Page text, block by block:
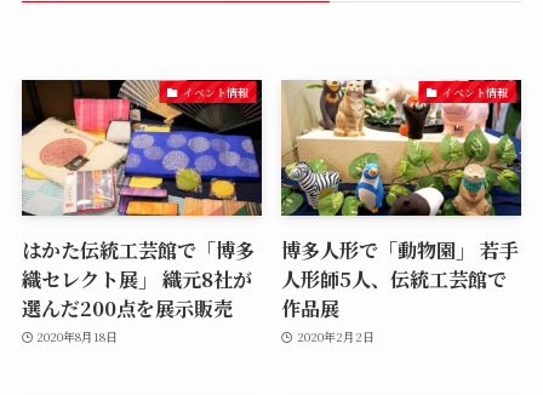
イベント情報
はかた伝統工芸館で「博多
織セレクト展」 織元8社が
選んだ200点を展示販売
2020年8月18日
イベント情報
博多人形で「動物園」 若手
人形師5人、伝統工芸館で
作品展
2020年2月2日